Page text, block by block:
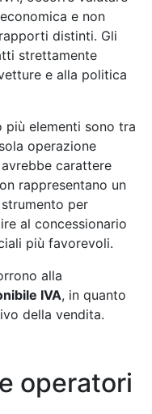
e non
distinti. Gli
strettamente
e alla politica
più elementi sono tra
operazione
carattere
rappresentano un
per
al concessionario
più favorevoli.
alla
IVA, in quanto
della vendita.
operatori